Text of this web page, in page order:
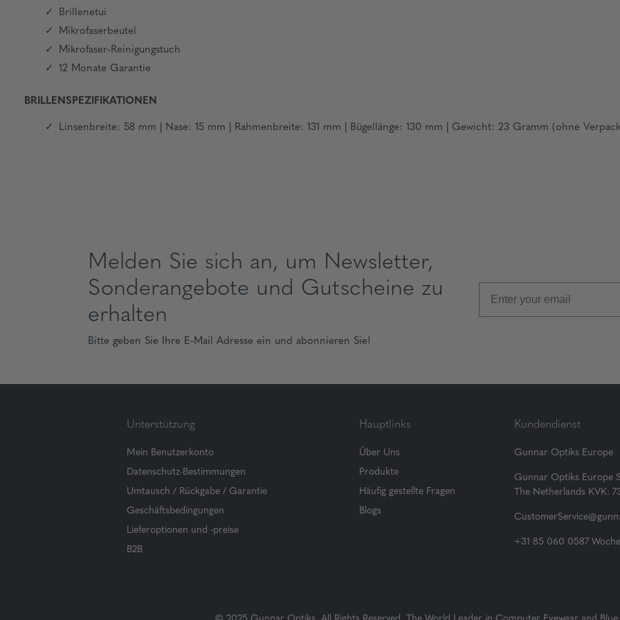
Brillenetui
Mikrofaserbeutel
Mikrofaser-Reinigungstuch
12 Monate Garantie
BRILLENSPEZIFIKATIONEN
Linsenbreite: 58 mm | Nase: 15 mm | Rahmenbreite: 131 mm | Bügellänge: 130 mm | Gewicht: 23 Gramm (ohne
Melden Sie sich an, um Newsletter,
Sonderangebote und Gutscheine zu
erhalten
Bitte geben Sie Ihre E-Mail Adresse ein und abonnieren Sie!
Unterstützung
Mein Benutzerkonto
Datenschutz-Bestimmungen
Umtausch / Rückgabe / Garantie
Geschäftsbedingungen
Lieferoptionen und -preise
B2B
Hauptlinks
Über Uns
Produkte
Häufig gestellte Fragen
Blogs
Kundendienst
Gunnar Optiks Europe
Gunnar Optiks Europe
The Netherlands KVK:
+31 85 060 0587